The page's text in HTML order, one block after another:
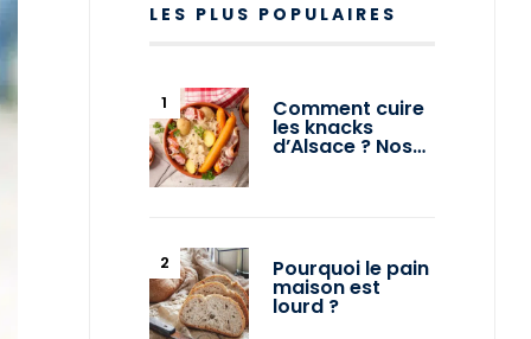
LES PLUS POPULAIRES
Comment cuire
les knacks
d’Alsace ? Nos…
Pourquoi le pain
maison est
lourd ?